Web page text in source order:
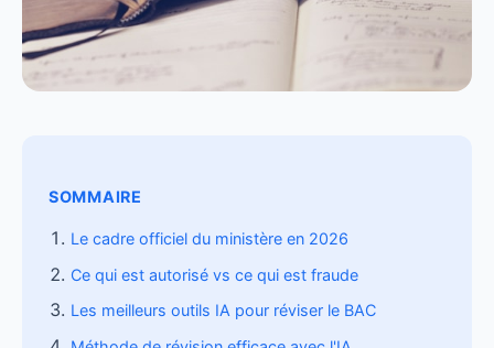
SOMMAIRE
Le cadre officiel du ministère en 2026
Ce qui est autorisé vs ce qui est fraude
Les meilleurs outils IA pour réviser le BAC